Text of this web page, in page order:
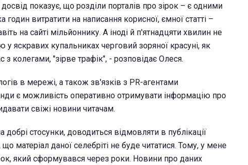
досвід показує, що розділи порталів про зірок – є одними
годин витратити на написання корисної, ємної статті –
на сайті мільйоннику. А іноді й п'ятнадцяти хвилин не
у яскравих купальниках черговий зоряної красуні, як
колегами, "зірве трафік", - розповідає Олеся.
в мережі, а також зв'язків з PR-агентами
є можливість оперативно отримувати інформацію про
свіжі новини читачам.
стосунки, доводиться відмовляти в публікації
матеріал даної селебріті не буде читатися. Тому, у мене
який сформувався через роки. Новини про даних